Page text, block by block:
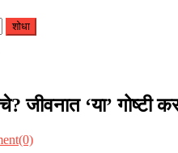
जीवनात ‘या’